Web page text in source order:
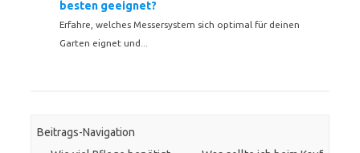
besten geeignet?
Erfahre, welches Messersystem sich optimal für deinen
Garten eignet und...
Beitrags-Navigation